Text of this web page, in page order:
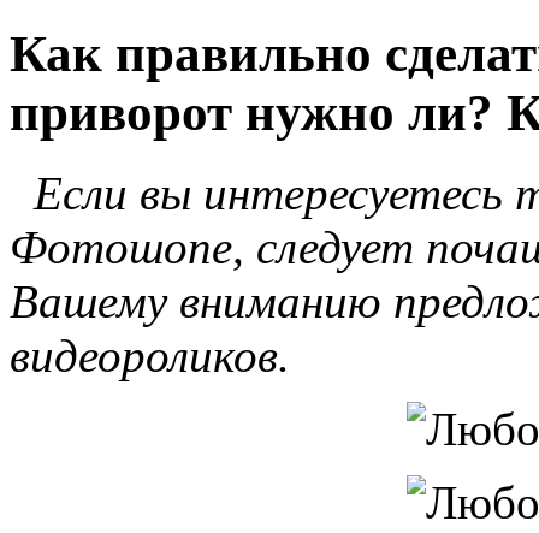
Как правильно
приворот нужно ли?
Если вы интересуетесь
Фотошопе, следует
Вашему вниманию
видеороликов.